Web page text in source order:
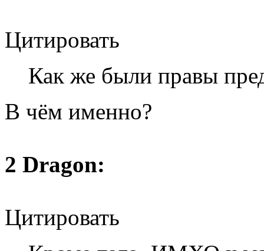
Цитировать
Как же были правы
В чём именно?
2 Dragon:
Цитировать